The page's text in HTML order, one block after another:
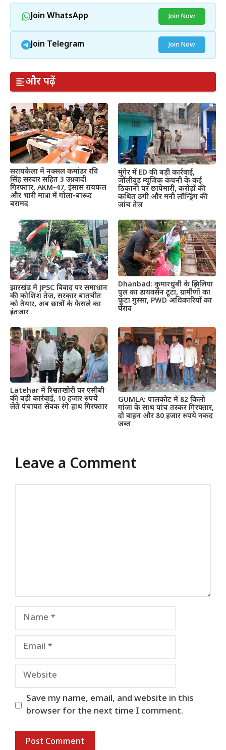
Join WhatsApp Join Now
Join Telegram Join Now
और पढ़ें
सरायकेला में नक्सल कमांडर रवि
सिंह सरदार सहित 3 उग्रवादी
गिरफ्तार, AKM-47, इंसास रायफल
और भारी मात्रा में गोला-बारूद
बरामद
मुंगेर में ED की बड़ी कार्रवाई,
जॉलीवुड म्यूजिक कंपनी के कई
ठिकानों पर छापेमारी, करोड़ों की
कथित ठगी और मनी लॉन्ड्रिंग की
जांच तेज
झारखंड में JPSC विवाद पर समाधान
की कोशिश तेज, सरकार बातचीत
को तैयार, अब छात्रों के फैसले का
इंतजार
Dhanbad: कुमारधुबी के झिलिया
पुल का डायवर्सन टूटा, ग्रामीणों का
फूटा गुस्सा, PWD अधिकारियों का
घेराव
Latehar में रिश्वतखोरी पर एसीबी
की बड़ी कार्रवाई, 10 हजार रुपये
लेते पंचायत सेवक रंगे हाथ गिरफ्तार
GUMLA: पालकोट में 82 किलो
गांजा के साथ पांच तस्कर गिरफ्तार,
दो वाहन और 80 हजार रुपये नकद
जब्त
Leave a Comment
Name
Email
Website
Save my name, email, and website in this
browser for the next time I comment.